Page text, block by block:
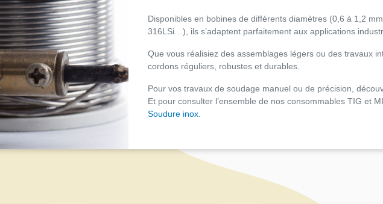
Disponibles en bobines de différents diamètres (0,6 à 1,2
316LSi…), ils s’adaptent parfaitement aux applications
Que vous réalisiez des assemblages légers ou des travaux
cordons réguliers, robustes et durables.
Pour vos travaux de soudage manuel ou de précision,
Et pour consulter l’ensemble de nos consommables TIG et
Soudure inox